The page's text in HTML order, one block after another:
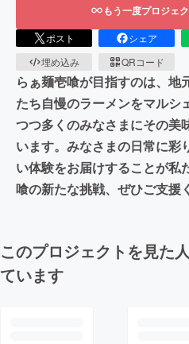
もう一度プロジェ
ポスト シェア
埋め込み
QRコード
らぁ麺壱喰が目指すのは、地
たち自慢のラーメンをマルシ
つつ多くのみなさまにその美
います。みなさまの日常に彩
い体験をお届けすることが私
喰の新たな挑戦、ぜひご支援
このプロジェクトを見た
ています